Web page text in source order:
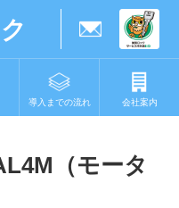
導入までの流れ 会社案内
（モータ